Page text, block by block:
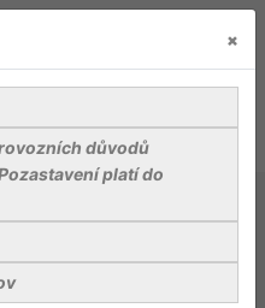
×
důvodů
platí do